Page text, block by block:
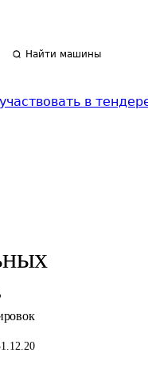
Найти машины
в